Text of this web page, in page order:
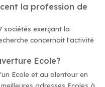
la profession de
sociétés exerçant la
concernait l'activité
Ecole?
Ecole et au alentour en